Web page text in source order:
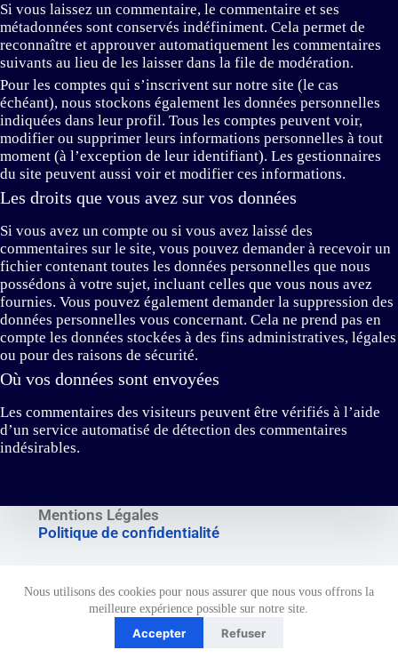
Nous utilisons des cookies pour nous assurer que nous vous offrons la
meilleure expérience possible sur notre site.
Accepter Refuser
Si vous laissez un commentaire, le commentaire et ses
métadonnées sont conservés indéfiniment. Cela permet de
reconnaître et approuver automatiquement les commentaires
suivants au lieu de les laisser dans la file de modération.
Pour les comptes qui s’inscrivent sur notre site (le cas
échéant), nous stockons également les données personnelles
indiquées dans leur profil. Tous les comptes peuvent voir,
modifier ou supprimer leurs informations personnelles à tout
moment (à l’exception de leur identifiant). Les gestionnaires
du site peuvent aussi voir et modifier ces informations.
Les droits que vous avez sur vos données
Si vous avez un compte ou si vous avez laissé des
commentaires sur le site, vous pouvez demander à recevoir un
fichier contenant toutes les données personnelles que nous
possédons à votre sujet, incluant celles que vous nous avez
fournies. Vous pouvez également demander la suppression des
données personnelles vous concernant. Cela ne prend pas en
compte les données stockées à des fins administratives, légales
ou pour des raisons de sécurité.
Où vos données sont envoyées
Les commentaires des visiteurs peuvent être vérifiés à l’aide
d’un service automatisé de détection des commentaires
indésirables.
Mentions Légales
Politique de confidentialité
Copyright © 2026 - Révolt Auto